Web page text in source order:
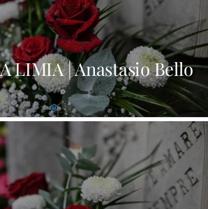
LIMIA | Anastasio Bello